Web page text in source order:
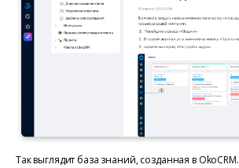
Так выглядит база знаний, созданная в OkoCRM.